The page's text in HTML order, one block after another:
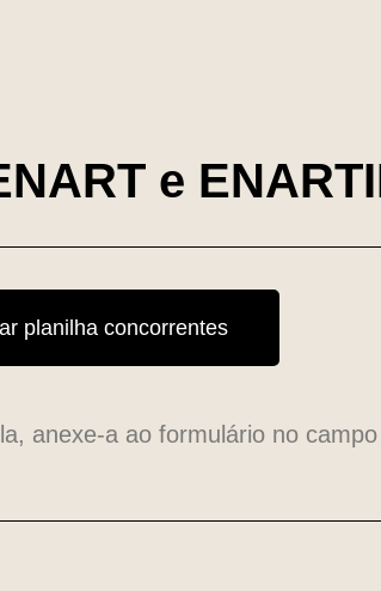
e
planilha concorrentes
anexe-a ao formulário no campo